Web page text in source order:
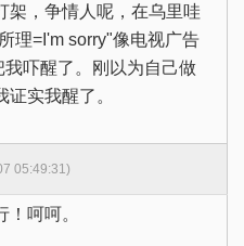
架，争情人呢，在乌里哇
理=I'm sorry"像电视广告
吓醒了。刚以为自己做
实我醒了。
05:49:31)
呵呵。